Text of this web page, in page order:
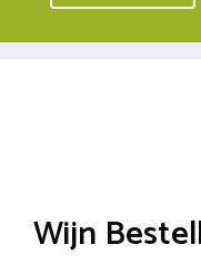
Wijn